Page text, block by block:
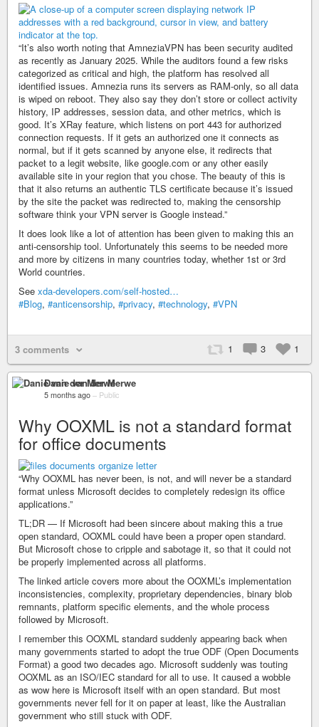
“It’s also worth noting that AmneziaVPN has been security audited
as recently as January 2025. While the auditors found a few risks
categorized as critical and high, the platform has resolved all
identified issues. Amnezia runs its servers as RAM-only, so all data
is wiped on reboot. They also say they don’t store or collect activity
history, IP addresses, session data, and other metrics, which is
good. It’s XRay feature, which listens on port 443 for authorized
connection requests. If it gets an authorized one it connects as
normal, but if it gets scanned by anyone else, it redirects that
packet to a legit website, like google.com or any other easily
available site in your region that you chose. The beauty of this is
that it also returns an authentic TLS certificate because it’s issued
by the site the packet was redirected to, making the censorship
software think your VPN server is Google instead.”
It does look like a lot of attention has been given to making this an
anti-censorship tool. Unfortunately this seems to be needed more
and more by citizens in many countries today, whether 1st or 3rd
World countries.
See xda-developers.com/self-hosted…
#Blog, #anticensorship, #privacy, #technology, #VPN
1 3 1
3 comments
Danie van der Merwe
5 months ago – Public
Why OOXML is not a standard format
for office documents
“Why OOXML has never been, is not, and will never be a standard
format unless Microsoft decides to completely redesign its office
applications.”
TL;DR — If Microsoft had been sincere about making this a true
open standard, OOXML could have been a proper open standard.
But Microsoft chose to cripple and sabotage it, so that it could not
be properly implemented across all platforms.
The linked article covers more about the OOXML’s implementation
inconsistencies, complexity, proprietary dependencies, binary blob
remnants, platform specific elements, and the whole process
followed by Microsoft.
I remember this OOXML standard suddenly appearing back when
many governments started to adopt the true ODF (Open Documents
Format) a good two decades ago. Microsoft suddenly was touting
OOXML as an ISO/IEC standard for all to use. It caused a wobble
as wow here is Microsoft itself with an open standard. But most
governments never fell for it on paper at least, like the Australian
government who still stuck with ODF.